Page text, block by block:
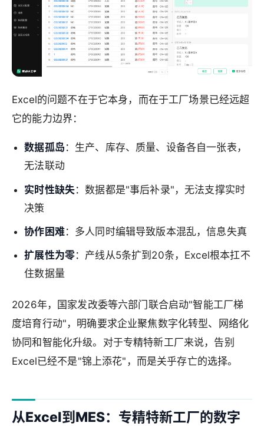
Excel的问题不在于它本身，而在于工厂场景已经远超
它的能力边界：
数据孤岛 ：生产、库存、质量、设备各自一张表，
无法联动
实时性缺失：数据都是"事后补录"，无法支撑实时
决策
协作困难：多人同时编辑导致版本混乱，信息失真
扩展性为零：产线从5条扩到20条，Excel根本扛不
住数据量
2026年，国家发改委等六部门联合启动"智能工厂梯
度培育行动"，明确要求企业聚焦数字化转型、网络化
协同和智能化升级。对于专精特新工厂来说，告别
Excel已经不是"锦上添花"，而是关乎存亡的选择。
从Excel到MES：专精特新工厂的数字